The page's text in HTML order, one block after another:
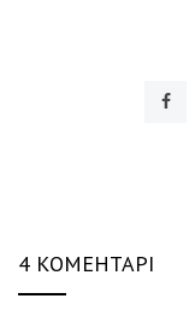
4 КОМЕНТАРІ